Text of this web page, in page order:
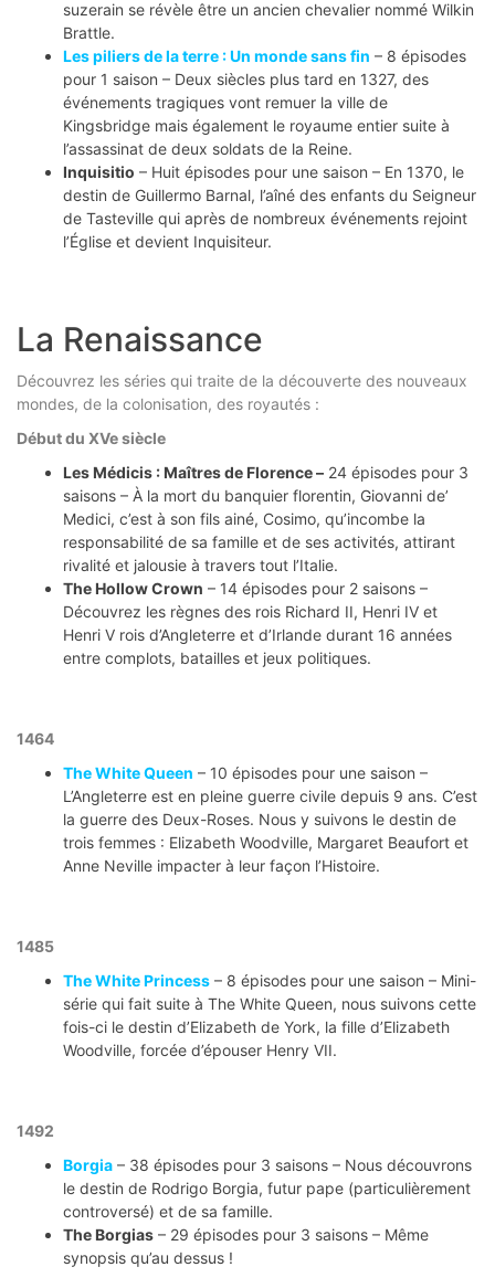
suzerain se révèle être un ancien chevalier nommé Wilkin
Brattle.
Les piliers de la terre : Un monde sans fin – 8 épisodes
pour 1 saison – Deux siècles plus tard en 1327, des
événements tragiques vont remuer la ville de
Kingsbridge mais également le royaume entier suite à
l’assassinat de deux soldats de la Reine.
Inquisitio – Huit épisodes pour une saison – En 1370, le
destin de Guillermo Barnal, l’aîné des enfants du Seigneur
de Tasteville qui après de nombreux événements rejoint
l’Église et devient Inquisiteur.
La Renaissance
Découvrez les séries qui traite de la découverte des nouveaux
mondes, de la colonisation, des royautés :
Début du XVe siècle
Les Médicis : Maîtres de Florence – 24 épisodes pour 3
saisons – À la mort du banquier florentin, Giovanni de’
Medici, c’est à son fils ainé, Cosimo, qu’incombe la
responsabilité de sa famille et de ses activités, attirant
rivalité et jalousie à travers tout l’Italie.
The Hollow Crown – 14 épisodes pour 2 saisons –
Découvrez les règnes des rois Richard II, Henri IV et
Henri V rois d’Angleterre et d’Irlande durant 16 années
entre complots, batailles et jeux politiques.
1464
The White Queen – 10 épisodes pour une saison –
L’Angleterre est en pleine guerre civile depuis 9 ans. C’est
la guerre des Deux-Roses. Nous y suivons le destin de
trois femmes : Elizabeth Woodville, Margaret Beaufort et
Anne Neville impacter à leur façon l’Histoire.
1485
The White Princess – 8 épisodes pour une saison – Mini-
série qui fait suite à The White Queen, nous suivons cette
fois-ci le destin d’Elizabeth de York, la fille d’Elizabeth
Woodville, forcée d’épouser Henry VII.
1492
Borgia – 38 épisodes pour 3 saisons – Nous découvrons
le destin de Rodrigo Borgia, futur pape (particulièrement
controversé) et de sa famille.
The Borgias – 29 épisodes pour 3 saisons – Même
synopsis qu’au dessus !